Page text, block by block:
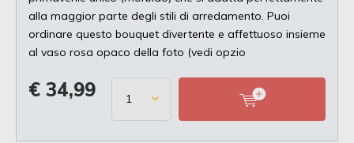
alla maggior parte degli stili di arredamento. Puoi
ordinare questo bouquet divertente e affettuoso insieme
al vaso rosa opaco della foto (vedi opzio
€ 34,99